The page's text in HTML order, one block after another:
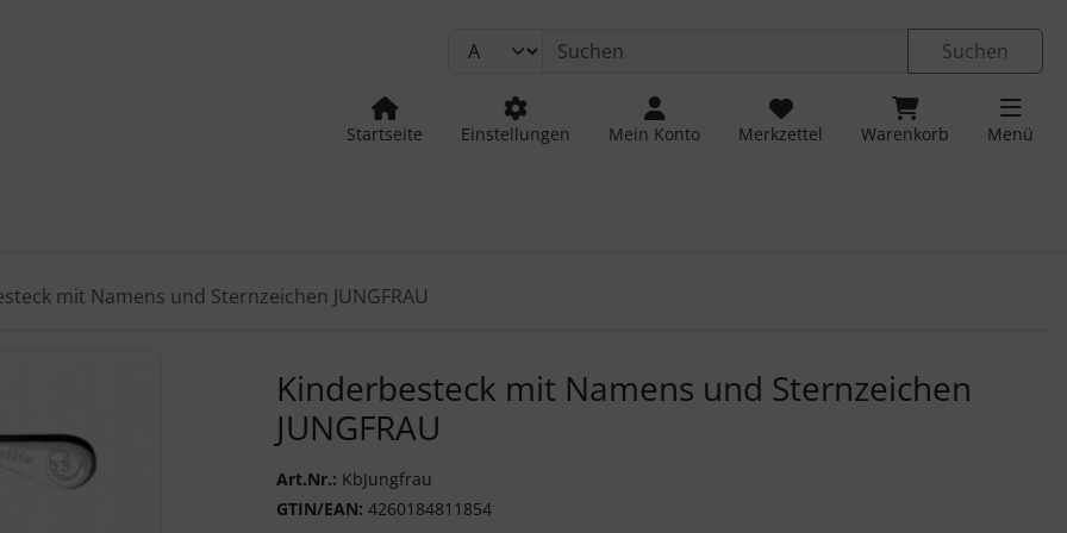
Suchen
Startseite Einstellungen Mein Konto Merkzettel Warenkorb Menü
mit Namens und Sternzeichen JUNGFRAU
Kinderbesteck mit Namens und Sternzeichen
JUNGFRAU
Art.Nr.: KbJungfrau
GTIN/EAN: 4260184811854
" und "Vor-Button" nutzen, um zwischen den Bildern zu navigieren. Zum Vergrößern klicken Sie auf das Bild.